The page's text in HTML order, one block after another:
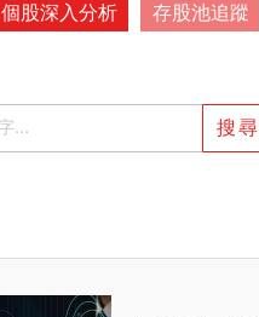
個股深入分析 存股池追蹤
搜尋